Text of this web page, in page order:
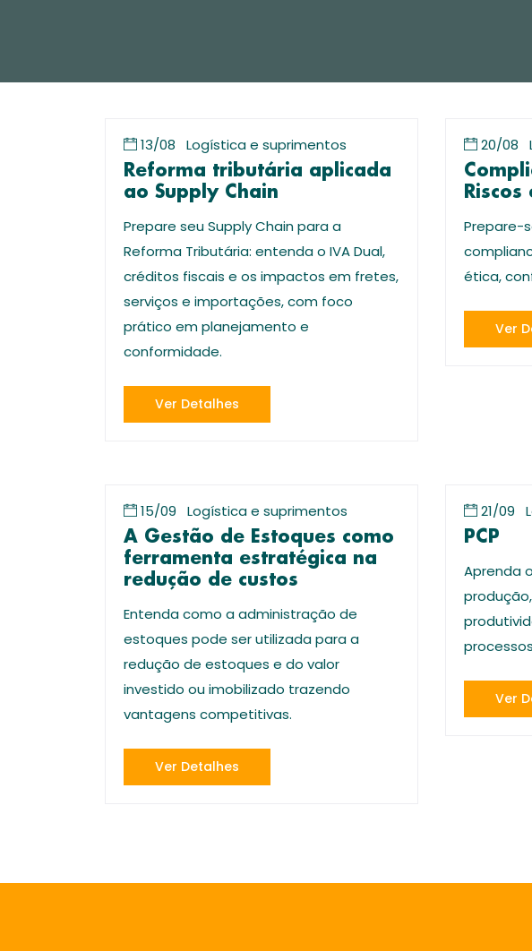
13/08 Logística e suprimentos
Reforma tributária aplicada
ao Supply Chain
Prepare seu Supply Chain para a
Reforma Tributária: entenda o IVA Dual,
créditos fiscais e os impactos em fretes,
serviços e importações, com foco
prático em planejamento e
conformidade.
Ver Detalhes
20/08
Prepare-
ética,
Ver
15/09 Logística e suprimentos
A Gestão de Estoques como
ferramenta estratégica na
redução de custos
Entenda como a administração de
estoques pode ser utilizada para a
redução de estoques e do valor
investido ou imobilizado trazendo
vantagens competitivas.
Ver Detalhes
21/09
PCP
Aprenda
Ver